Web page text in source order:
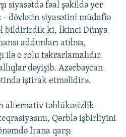
siyasətdə fəal şəkildə yer
- dövlətin siyasətini müdafiə
bildirirdik ki, İkinci Dünya
addımları atıbsa,
ilə o rolu təkrarlamalıdır.
dəyişib. Azərbaycan
iştirak etməlidir».
alternativ təhlükəsizlik
Qərblə işbirliyini
İrana qarşı